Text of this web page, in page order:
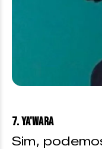
7. Ya'Wara
Sim,